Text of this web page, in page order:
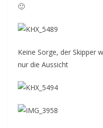
🙂
Keine Sorge, der Skipper
nur die Aussicht